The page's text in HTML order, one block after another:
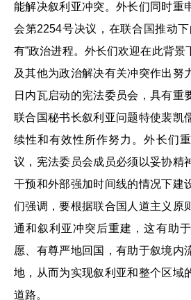
能解决叙利亚冲突。外长们同时重
会第2254号决议，在联合国推动
有”政治进程。外长们欢迎在此背景
及其他为政治解决有关冲突作出努
日内瓦启动的宪法委员会，具有重
联合国秘书长叙利亚问题特使裴凯
续性和有效性所作努力。外长们
议，宪法委员会成员必须以妥协精
干预和外部强加时间线的情况下建
们强调，要根据联合国人道主义原
通和叙利亚冲突后重建，这有助
愿、有尊严地回国，有助于叙境内
地，从而为实现叙利亚和整个区域
道路。